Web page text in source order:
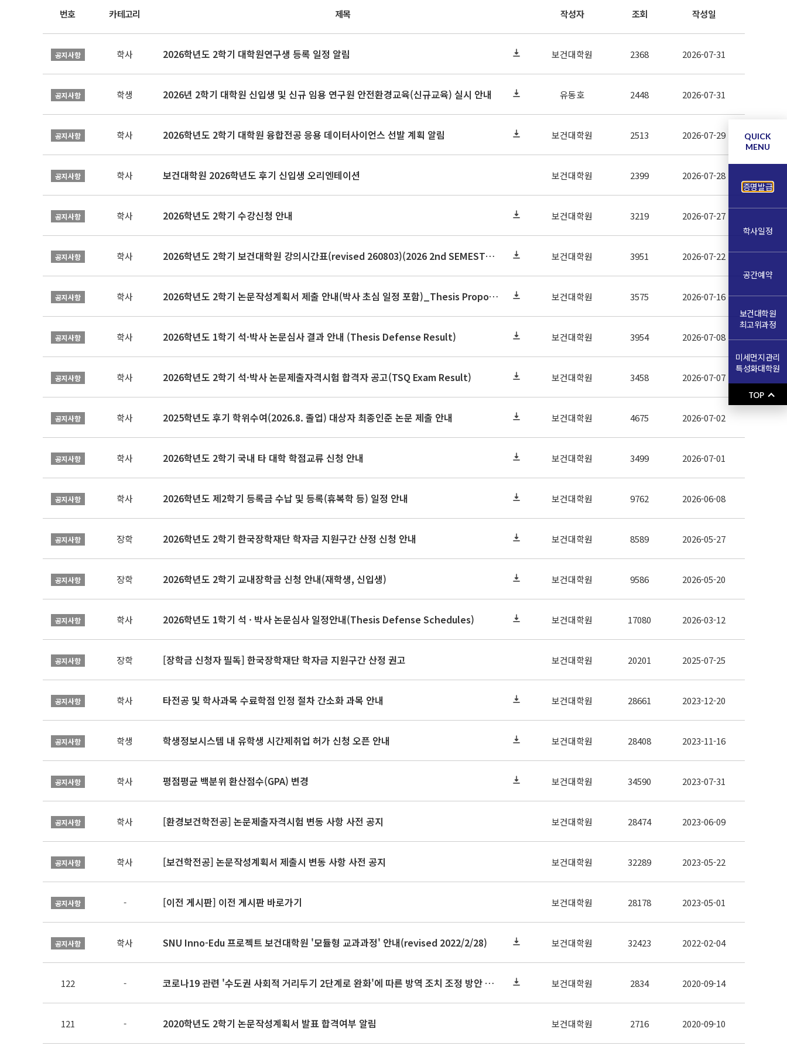
번호 카테고리 제목 작성자 조회 작성일
공지사항 학사 2026학년도 2학기 대학원연구생 등록 일정 알림 보건대학원 2368 2026-07-31
공지사항 학생 2026년 2학기 대학원 신입생 및 신규 임용 연구원 안전환경교육(신규교육) 실시 안내 유동호 2448 2026-07-31
공지사항 학사 2026학년도 2학기 대학원 융합전공 응용 데이터사이언스 선발 계획 알림 보건대학원 2513 2026-07-29
공지사항 학사 보건대학원 2026학년도 후기 신입생 오리엔테이션 보건대학원 2399 2026-07-28
공지사항 학사 2026학년도 2학기 수강신청 안내 보건대학원 3219 2026-07-27
공지사항 학사 2026학년도 2학기 보건대학원 강의시간표(revised 260803)(2026 2nd SEMESTER SNU GSPH TIMETABLE) 보건대학원 3951 2026-07-22
공지사항 학사 2026학년도 2학기 논문작성계획서 제출 안내(박사 초심 일정 포함)_Thesis Proposal 보건대학원 3575 2026-07-16
공지사항 학사 2026학년도 1학기 석·박사 논문심사 결과 안내 (Thesis Defense Result) 보건대학원 3954 2026-07-08
공지사항 학사 2026학년도 2학기 석·박사 논문제출자격시험 합격자 공고(TSQ Exam Result) 보건대학원 3458 2026-07-07
공지사항 학사 2025학년도 후기 학위수여(2026.8. 졸업) 대상자 최종인준 논문 제출 안내 보건대학원 4675 2026-07-02
공지사항 학사 2026학년도 2학기 국내 타 대학 학점교류 신청 안내 보건대학원 3499 2026-07-01
공지사항 학사 2026학년도 제2학기 등록금 수납 및 등록(휴복학 등) 일정 안내 보건대학원 9762 2026-06-08
공지사항 장학 2026학년도 2학기 한국장학재단 학자금 지원구간 산정 신청 안내 보건대학원 8589 2026-05-27
공지사항 장학 2026학년도 2학기 교내장학금 신청 안내(재학생, 신입생) 보건대학원 9586 2026-05-20
공지사항 학사 2026학년도 1학기 석 · 박사 논문심사 일정안내(Thesis Defense Schedules) 보건대학원 17080 2026-03-12
공지사항 장학 [장학금 신청자 필독] 한국장학재단 학자금 지원구간 산정 권고 보건대학원 20201 2025-07-25
공지사항 학사 타전공 및 학사과목 수료학점 인정 절차 간소화 과목 안내 보건대학원 28661 2023-12-20
공지사항 학생 학생정보시스템 내 유학생 시간제취업 허가 신청 오픈 안내 보건대학원 28408 2023-11-16
공지사항 학사 평점평균 백분위 환산점수(GPA) 변경 보건대학원 34590 2023-07-31
공지사항 학사 [환경보건학전공] 논문제출자격시험 변동 사항 사전 공지 보건대학원 28474 2023-06-09
공지사항 학사 [보건학전공] 논문작성계획서 제출시 변동 사항 사전 공지 보건대학원 32289 2023-05-22
공지사항 - [이전 게시판] 이전 게시판 바로가기 보건대학원 28178 2023-05-01
공지사항 학사 SNU Inno-Edu 프로젝트 보건대학원 '모듈형 교과과정' 안내(revised 2022/2/28) 보건대학원 32423 2022-02-04
122 - 코로나19 관련 '수도권 사회적 거리두기 2단계로 완화'에 따른 방역 조치 조정 방안 등 안내 보건대학원 2834 2020-09-14
121 - 2020학년도 2학기 논문작성계획서 발표 합격여부 알림 보건대학원 2716 2020-09-10
QUICK
MENU
증명발급
학사일정
공간예약
보건대학원
최고위과정
미세먼지관리
특성화대학원
TOP